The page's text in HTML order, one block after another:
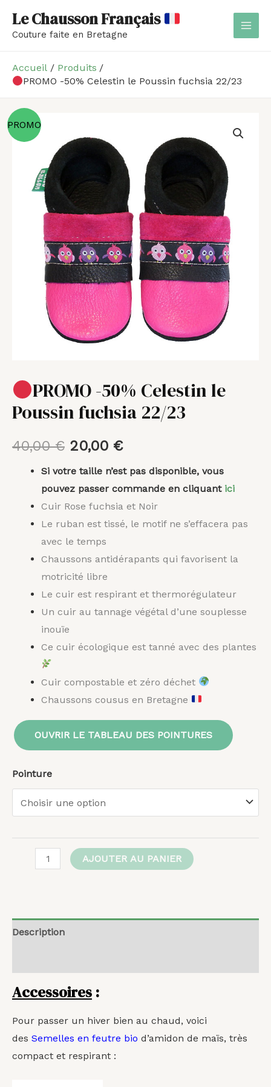
Le Chausson Français
Couture faite en Bretagne
Accueil
Produits
PROMO -50% Celestin le Poussin fuchsia 22/23
PROMO
PROMO -50% Celestin le
Poussin fuchsia 22/23
40,00€
initial
était :
40,00 €.
20,00 €
prix
actuel
est :
20,00 €.
Si votre taille n’est pas disponible, vous
pouvez passer commande en cliquant ici
Cuir Rose fuchsia et Noir
Le ruban est tissé, le motif ne s’effacera pas
avec le temps
Chaussons antidérapants qui favorisent la
motricité libre
Le cuir est respirant et thermorégulateur
Un cuir au tannage végétal d’une souplesse
inouïe
Ce cuir écologique est tanné avec des plantes
Cuir compostable et zéro déchet
Chaussons cousus en Bretagne
OUVRIR LE TABLEAU DES POINTURES
Pointure
quantité
de
PROMO
-50%
Celestin
Poussin
fuchsia
AJOUTER AU PANIER
Description
Accessoires :
Pour passer un hiver bien au chaud, voici
des Semelles en feutre bio d’amidon de maïs, très
compact et respirant :